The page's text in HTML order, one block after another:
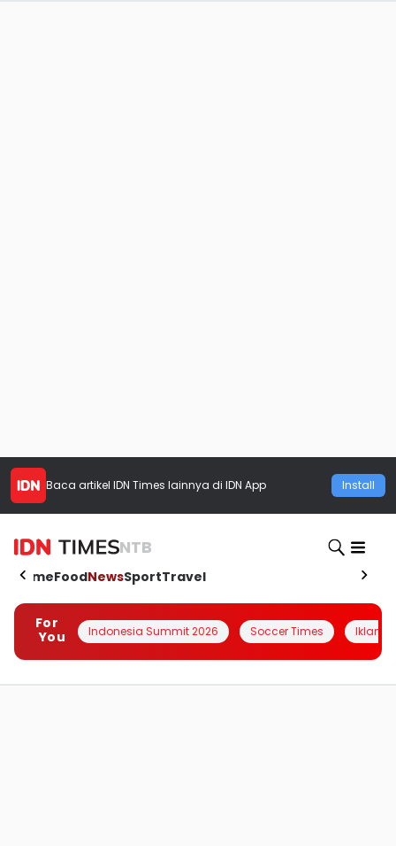
Baca artikel IDN Times lainnya di IDN App Install
NTB
HomeFoodNewsSportTravel
For
You
Indonesia Summit 2026 Soccer Times Iklanin